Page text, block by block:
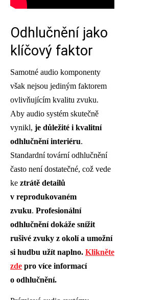
Odhlučnění jako
klíčový faktor
Samotné audio komponenty
však nejsou jediným faktorem
ovlivňujícím kvalitu zvuku.
Aby audio systém skutečně
vynikl, je důležité i kvalitní
odhlučnění interiéru.
Standardní tovární odhlučnění
často není dostatečné, což vede
ke ztrátě detailů
v reprodukovaném
zvuku. Profesionální
odhlučnění dokáže snížit
rušivé zvuky z okolí a umožní
si hudbu užít naplno. Klikněte
zde pro více informací
o odhlučnění.